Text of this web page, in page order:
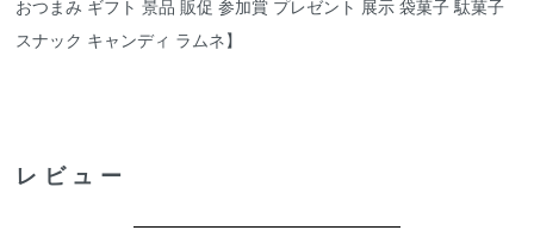
おつまみ ギフト 景品 販促 参加賞 プレゼント 展示 袋菓子 駄菓子
スナック キャンディ ラムネ】
レビュー